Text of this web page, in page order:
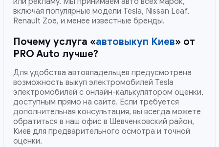
включая популярные модели Tesla, Nissan Leaf,
Renault Zoe, и менее известные бренды.
Почему услуга «автовыкуп Киев» от
PRO Auto лучше?
Для удобства автовладельцев предусмотрена
возможность выкуп электромобилей Tesla
электромобилей с онлайн-калькулятором оценки,
доступным прямо на сайте. Если требуется
дополнительная консультация, вы всегда можете
обратиться в наш офис в Шевченковский район,
Киев для предварительного осмотра и точной
оценки.